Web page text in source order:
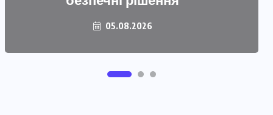
05.08.2026
29.07.2026